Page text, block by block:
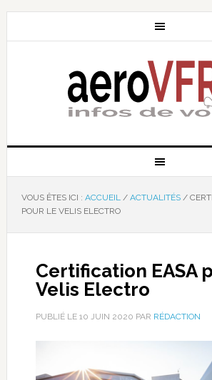
VOUS ÊTES ICI : ACCUEIL / ACTUALITÉS /
POUR LE VELIS ELECTRO
Certification EASA
Velis Electro
PUBLIÉ LE 10 JUIN 2020 PAR RÉDACTION